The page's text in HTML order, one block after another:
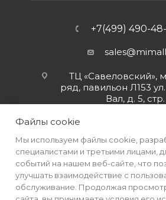
+7(499) 490-
ТЦ «Савеловский»,
ряд, павильон Л153
Вал, д. 5, стр.
Файлы cookie
Мы используем файлы cookie,
специалистами и третьими лицами,
событий на нашем веб-сайте, что
улучшать взаимодействие с
обслуживание. Продолжая